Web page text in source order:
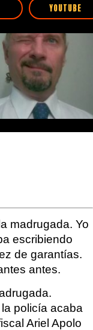
YOUTUBE
madrugada. Yo
escribiendo
de garantías.
antes.
policía acaba
Ariel Apolo